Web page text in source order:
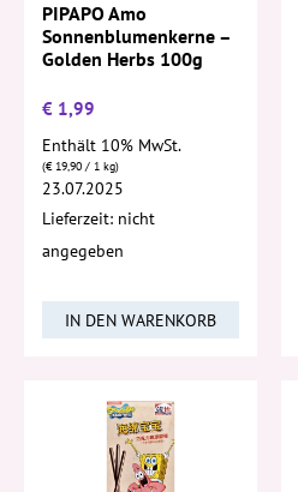
PIPAPO Amo
Sonnenblumenkerne –
Golden Herbs 100g
€ 1,99
Enthält 10% MwSt.
(€19,90 / 1 kg)
23.07.2025
Lieferzeit: nicht
angegeben
IN DEN WARENKORB